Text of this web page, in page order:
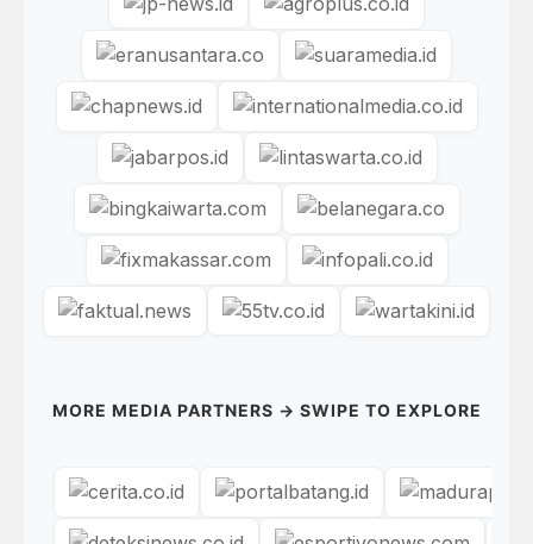
MORE MEDIA PARTNERS → SWIPE TO EXPLORE